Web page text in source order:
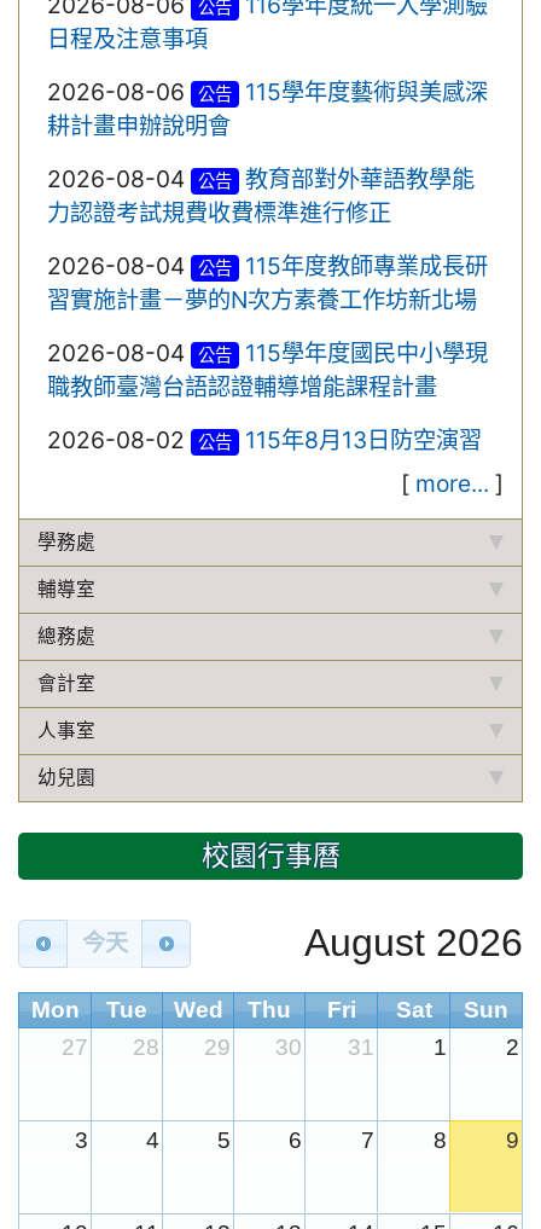
公告
日程及注意事項
2026-08-06
公告
115學年度藝術與美感深
耕計畫申辦說明會
2026-08-04
公告
教育部對外華語教學能
力認證考試規費收費標準進行修正
2026-08-04
公告
115年度教師專業成長研
習實施計畫－夢的N次方素養工作坊新北場
2026-08-04
公告
115學年度國民中小學現
職教師臺灣台語認證輔導增能課程計畫
2026-08-02
公告
115年8月13日防空演習
[ more... ]
學務處
輔導室
總務處
會計室
人事室
幼兒園
校園行事曆
今天 August 2026
Mon Tue Wed Thu Fri Sat
Sun
27
28 29 30 31 1 2
3 4 5 6 7 8 9